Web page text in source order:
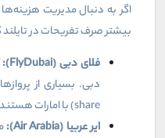
اگر به دنبال مدیریت
بیشتر صرف تفریحات در تایلند
فلای دبی (FlyDubai
):
دبی. بسیاری از
share) با امارات
ایر عربیا (Air Arabia
):